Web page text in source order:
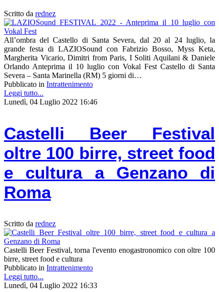
Scritto da rednez
All’ombra del Castello di Santa Severa, dal 20 al 24 luglio, la
grande festa di LAZIOSound con Fabrizio Bosso, Myss Keta,
Margherita Vicario, Dimitri from Paris, I Soliti Aquilani & Daniele
Orlando Anteprima il 10 luglio con Vokal Fest Castello di Santa
Severa – Santa Marinella (RM) 5 giorni di…
Pubblicato in Intrattenimento
Leggi tutto...
Lunedì, 04 Luglio 2022 16:46
Castelli Beer Festival
oltre 100 birre, street food
e cultura a Genzano di
Roma
Scritto da rednez
Castelli Beer Festival, torna l'evento enogastronomico con oltre 100
birre, street food e cultura
Pubblicato in Intrattenimento
Leggi tutto...
Lunedì, 04 Luglio 2022 16:33